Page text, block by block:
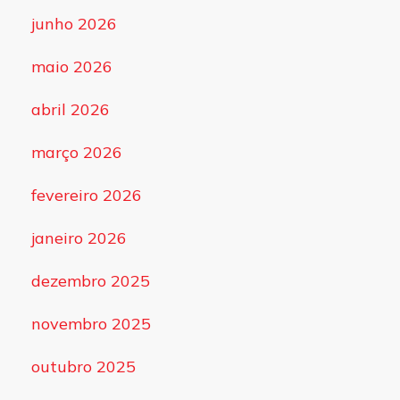
junho 2026
maio 2026
abril 2026
março 2026
fevereiro 2026
janeiro 2026
dezembro 2025
novembro 2025
outubro 2025